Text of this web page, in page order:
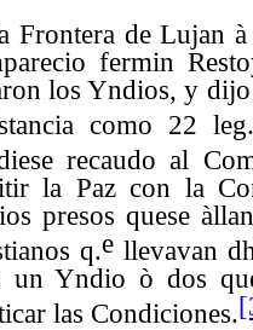
Frontera de Lujan
fermin
los Yndios, y dijo
como 22 leg.
recaudo al
la Paz con la
presos quese
q.ellevavan
un Yndio ò dos
las Condiciones.